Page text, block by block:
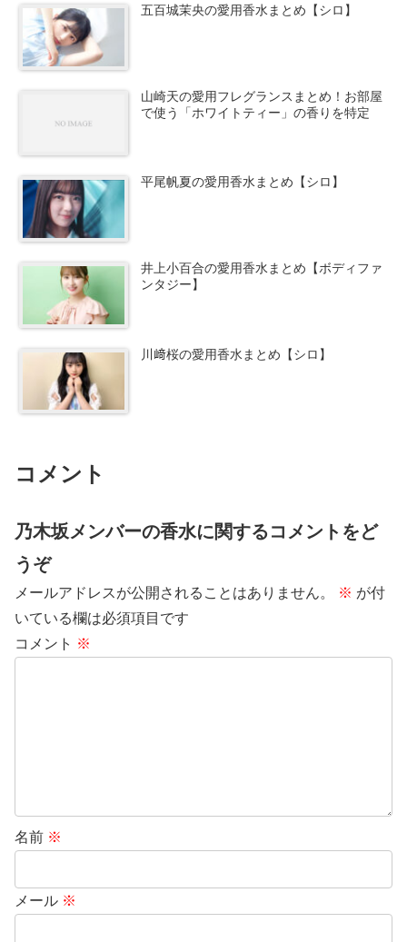
五百城茉央の愛用香水まとめ【シロ】
山崎天の愛用フレグランスまとめ！お部屋
で使う「ホワイトティー」の香りを特定
平尾帆夏の愛用香水まとめ【シロ】
井上小百合の愛用香水まとめ【ボディファ
ンタジー】
川﨑桜の愛用香水まとめ【シロ】
コメント
乃木坂メンバーの香水に関するコメントをど
うぞ
メールアドレスが公開されることはありません。 ※ が付
いている欄は必須項目です
コメント ※
名前 ※
メール ※